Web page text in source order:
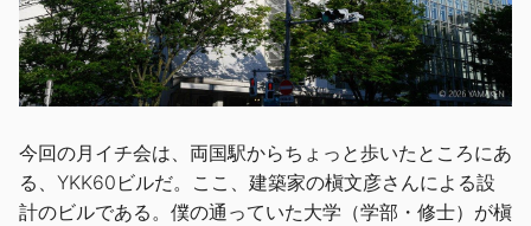
今回の月イチ会は、両国駅からちょっと歩いたところにあ
る、YKK60ビルだ。ここ、建築家の槇文彦さんによる設
計のビルである。僕の通っていた大学（学部・修士）が槇